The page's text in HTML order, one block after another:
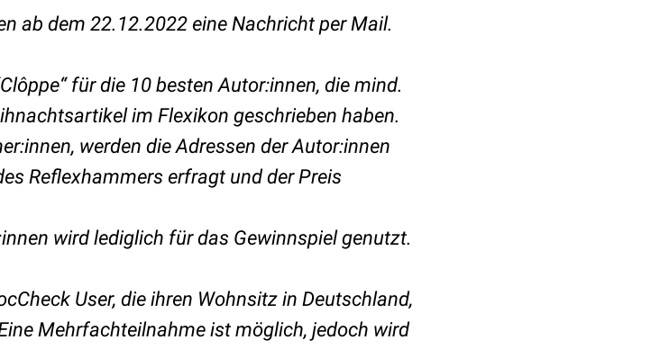
ab dem 22.12.2022 eine Nachricht per Mail.
für die 10 besten Autor:innen, die mind.
im Flexikon geschrieben haben.
werden die Adressen der Autor:innen
Reflexhammers erfragt und der Preis
wird lediglich für das Gewinnspiel genutzt.
User, die ihren Wohnsitz in Deutschland,
Mehrfachteilnahme ist möglich, jedoch wird